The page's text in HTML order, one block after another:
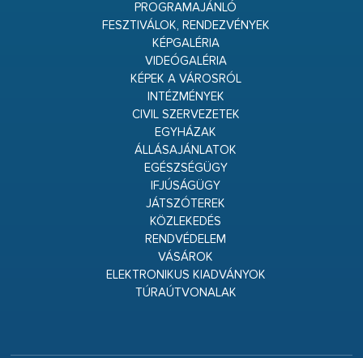
PROGRAMAJÁNLÓ
FESZTIVÁLOK, RENDEZVÉNYEK
KÉPGALÉRIA
VIDEÓGALÉRIA
KÉPEK A VÁROSRÓL
INTÉZMÉNYEK
CIVIL SZERVEZETEK
EGYHÁZAK
ÁLLÁSAJÁNLATOK
EGÉSZSÉGÜGY
IFJÚSÁGÜGY
JÁTSZÓTEREK
KÖZLEKEDÉS
RENDVÉDELEM
VÁSÁROK
ELEKTRONIKUS KIADVÁNYOK
TÚRAÚTVONALAK